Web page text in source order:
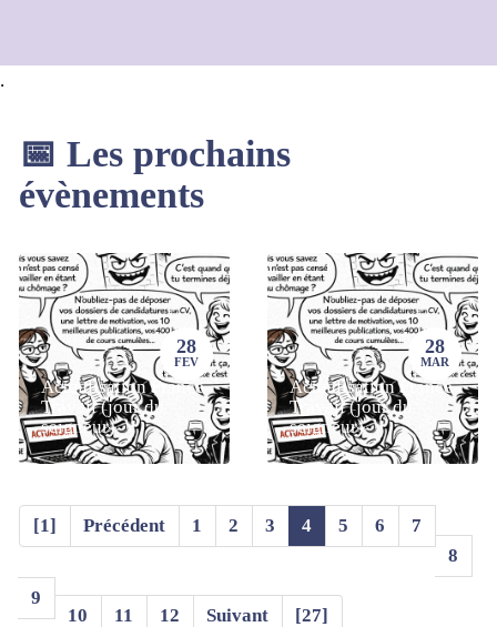
.
📅 Les prochains
évènements
28
FEV
Actualisation France
Travail (jour du
seigneur)
28
MAR
Actualisation France
Travail (jour du
seigneur)
[1] Précédent 1 2 3 4 5 6
7
8
9
10
11 12 Suivant [27]